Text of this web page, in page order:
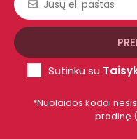
Sutinku su
*Nuolaidos kodai
pradinę